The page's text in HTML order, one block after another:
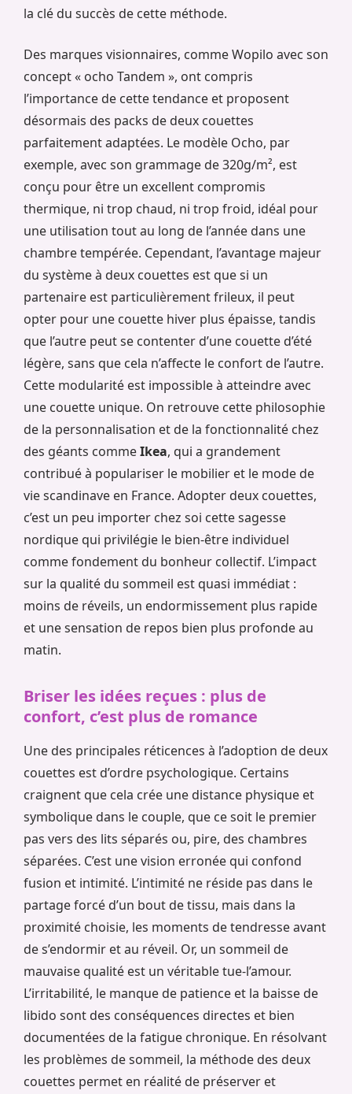
la clé du succès de cette méthode.
Des marques visionnaires, comme Wopilo avec son
concept « ocho Tandem », ont compris
l’importance de cette tendance et proposent
désormais des packs de deux couettes
parfaitement adaptées. Le modèle Ocho, par
exemple, avec son grammage de 320g/m², est
conçu pour être un excellent compromis
thermique, ni trop chaud, ni trop froid, idéal pour
une utilisation tout au long de l’année dans une
chambre tempérée. Cependant, l’avantage majeur
du système à deux couettes est que si un
partenaire est particulièrement frileux, il peut
opter pour une couette hiver plus épaisse, tandis
que l’autre peut se contenter d’une couette d’été
légère, sans que cela n’affecte le confort de l’autre.
Cette modularité est impossible à atteindre avec
une couette unique. On retrouve cette philosophie
de la personnalisation et de la fonctionnalité chez
des géants commeIkea, qui a grandement
contribué à populariser le mobilier et le mode de
vie scandinave en France. Adopter deux couettes,
c’est un peu importer chez soi cette sagesse
nordique qui privilégie le bien-être individuel
comme fondement du bonheur collectif. L’impact
sur la qualité du sommeil est quasi immédiat :
moins de réveils, un endormissement plus rapide
et une sensation de repos bien plus profonde au
matin.
Briser les idées reçues : plus de
confort, c’est plus de romance
Une des principales réticences à l’adoption de deux
couettes est d’ordre psychologique. Certains
craignent que cela crée une distance physique et
symbolique dans le couple, que ce soit le premier
pas vers des lits séparés ou, pire, des chambres
séparées. C’est une vision erronée qui confond
fusion et intimité. L’intimité ne réside pas dans le
partage forcé d’un bout de tissu, mais dans la
proximité choisie, les moments de tendresse avant
de s’endormir et au réveil. Or, un sommeil de
mauvaise qualité est un véritable tue-l’amour.
L’irritabilité, le manque de patience et la baisse de
libido sont des conséquences directes et bien
documentées de la fatigue chronique. En résolvant
les problèmes de sommeil, la méthode des deux
couettes permet en réalité de préserver et